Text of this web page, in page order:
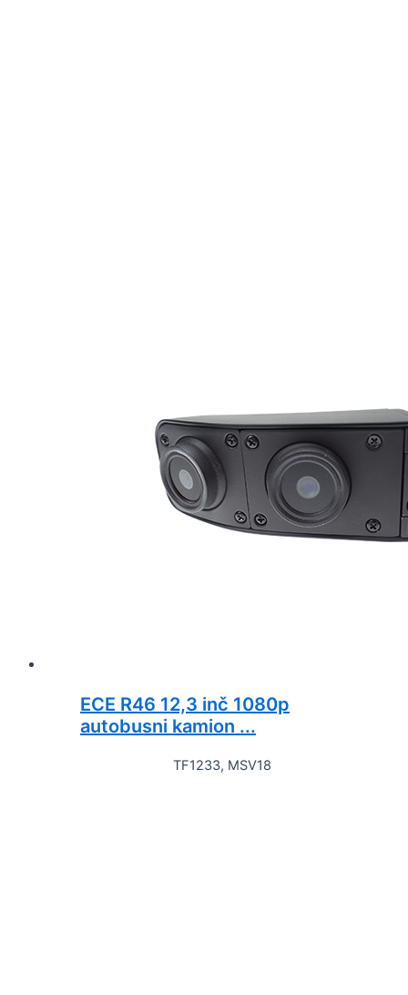
ECE R46 12,3 inč 1080p
autobusni kamion ...
TF1233, MSV18